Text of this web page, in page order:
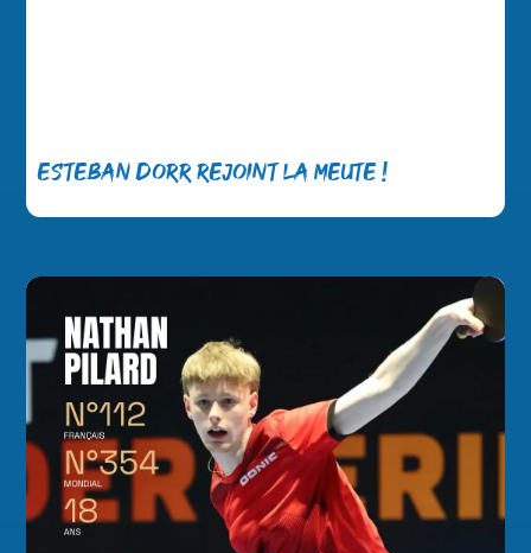
Esteban Dorr rejoint la meute !